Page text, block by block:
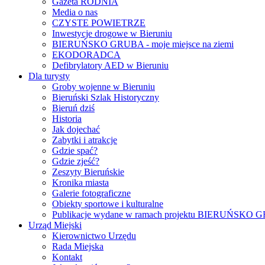
Media o nas
CZYSTE POWIETRZE
Inwestycje drogowe w Bieruniu
BIERUŃSKO GRUBA - moje miejsce na ziemi
EKODORADCA
Defibrylatory AED w Bieruniu
Dla turysty
Groby wojenne w Bieruniu
Bieruński Szlak Historyczny
Bieruń dziś
Historia
Jak dojechać
Zabytki i atrakcje
Gdzie spać?
Gdzie zjeść?
Zeszyty Bieruńskie
Kronika miasta
Galerie fotograficzne
Obiekty sportowe i kulturalne
Publikacje wydane w ramach projektu BIERUŃSKO
Urząd Miejski
Kierownictwo Urzędu
Rada Miejska
Kontakt